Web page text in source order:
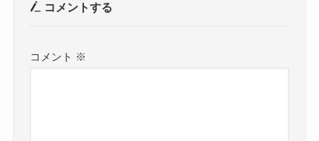
コメントする
コメント ※